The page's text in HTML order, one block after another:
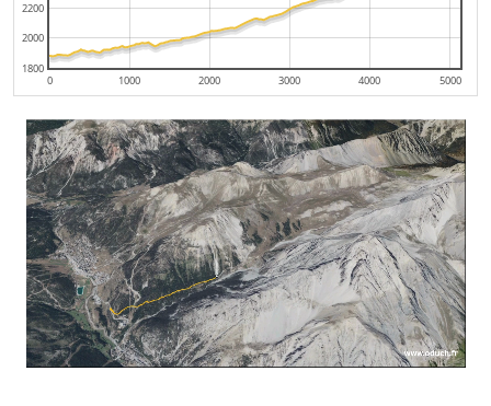
0 1000 2000 3000 4000 5000
1800
2000
2200